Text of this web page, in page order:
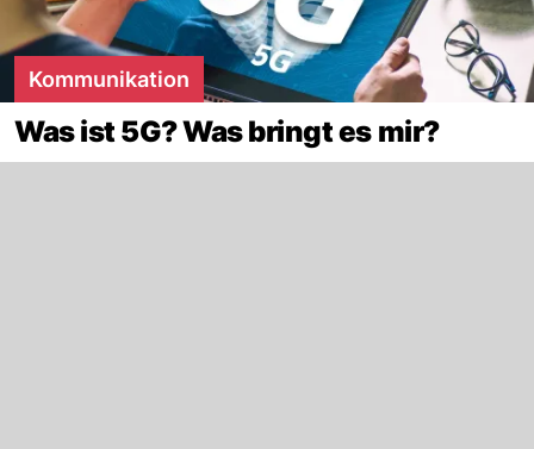
Kommunikation
Was ist 5G? Was bringt es mir?